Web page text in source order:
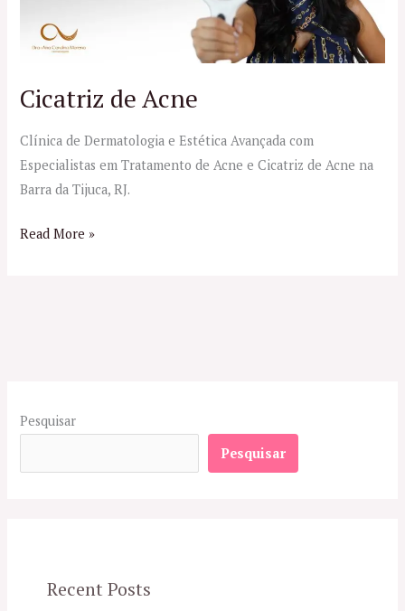
Cicatriz de Acne
Clínica de Dermatologia e Estética Avançada com
Especialistas em Tratamento de Acne e Cicatriz de Acne na
Barra da Tijuca, RJ.
Read More »
Pesquisar
Pesquisar
Recent Posts